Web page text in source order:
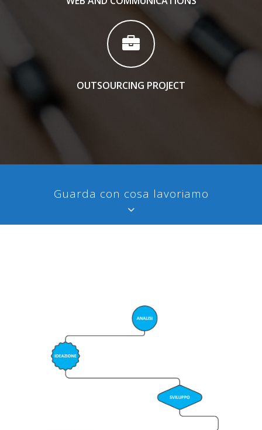
OUTSOURCING PROJECT
Guarda con cosa lavoriamo